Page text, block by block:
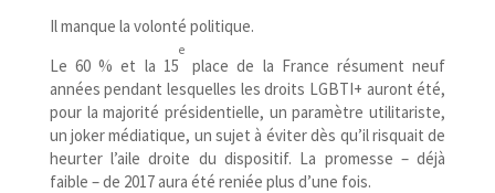
Il manque la volonté politique.
Le 60 % et la 15
e
place de la France résument neuf
années pendant lesquelles les droits LGBTI+ auront été,
pour la majorité présidentielle, un paramètre utilitariste,
un joker médiatique, un sujet à éviter dès qu’il risquait de
heurter l’aile droite du dispositif. La promesse – déjà
faible – de 2017 aura été reniée plus d’une fois.